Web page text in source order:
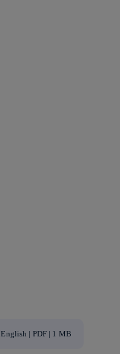
English | PDF | 1 MB